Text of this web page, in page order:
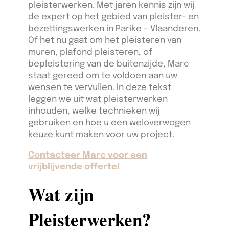
pleisterwerken. Met jaren kennis zijn wij
de expert op het gebied van pleister- en
bezettingswerken in Parike – Vlaanderen.
Of het nu gaat om het pleisteren van
muren, plafond pleisteren, of
bepleistering van de buitenzijde, Marc
staat gereed om te voldoen aan uw
wensen te vervullen. In deze tekst
leggen we uit wat pleisterwerken
inhouden, welke technieken wij
gebruiken en hoe u een weloverwogen
keuze kunt maken voor uw project.
Contacteer Marc voor een
vrijblijvende offerte!
Wat zijn
Pleisterwerken?